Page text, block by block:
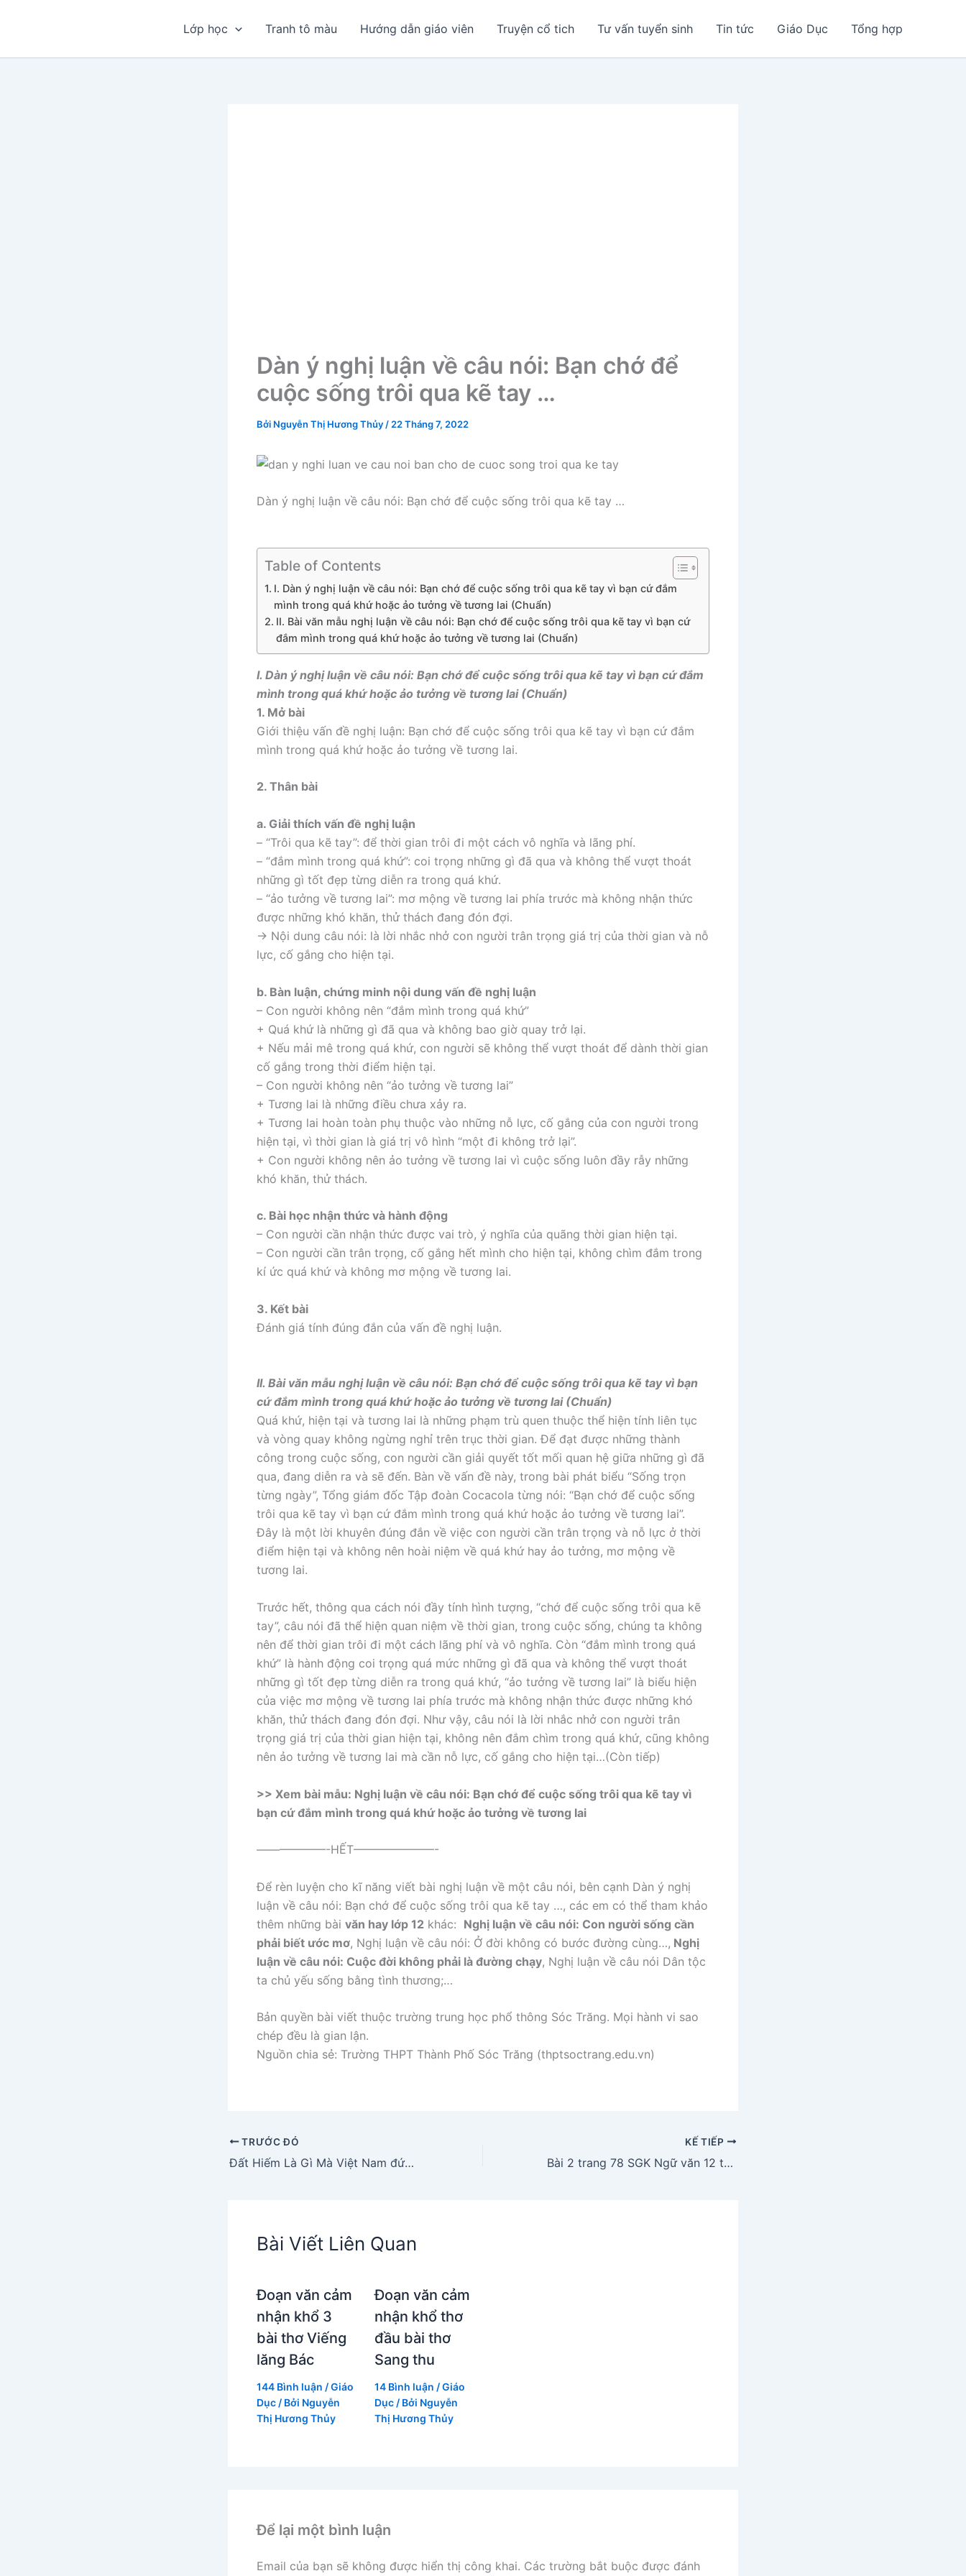
Lớp học Tranh tô màu Hướng dẫn giáo viên Truyện cổ tich Tư vấn tuyển sinh Tin tức Giáo Dục Tổng hợp
Dàn ý nghị luận về câu nói: Bạn chớ để
cuộc sống trôi qua kẽ tay …
Bởi Nguyễn Thị Hương Thủy / 22 Tháng 7, 2022
Dàn ý nghị luận về câu nói: Bạn chớ để cuộc sống trôi qua kẽ tay …
Table of Contents
I. Dàn ý nghị luận về câu nói: Bạn chớ để cuộc sống trôi qua kẽ tay vì bạn cứ đắm
mình trong quá khứ hoặc ảo tưởng về tương lai (Chuẩn)
II. Bài văn mẫu nghị luận về câu nói: Bạn chớ để cuộc sống trôi qua kẽ tay vì bạn cứ
đắm mình trong quá khứ hoặc ảo tưởng về tương lai (Chuẩn)
I. Dàn ý nghị luận về câu nói: Bạn chớ để cuộc sống trôi qua kẽ tay vì bạn cứ đắm
mình trong quá khứ hoặc ảo tưởng về tương lai (Chuẩn)
1. Mở bài
Giới thiệu vấn đề nghị luận: Bạn chớ để cuộc sống trôi qua kẽ tay vì bạn cứ đắm
mình trong quá khứ hoặc ảo tưởng về tương lai.
2. Thân bài
a. Giải thích vấn đề nghị luận
– “Trôi qua kẽ tay”: để thời gian trôi đi một cách vô nghĩa và lãng phí.
– “đắm mình trong quá khứ”: coi trọng những gì đã qua và không thể vượt thoát
những gì tốt đẹp từng diễn ra trong quá khứ.
– “ảo tưởng về tương lai”: mơ mộng về tương lai phía trước mà không nhận thức
được những khó khăn, thử thách đang đón đợi.
→ Nội dung câu nói: là lời nhắc nhở con người trân trọng giá trị của thời gian và nỗ
lực, cố gắng cho hiện tại.
b. Bàn luận, chứng minh nội dung vấn đề nghị luận
– Con người không nên “đắm mình trong quá khứ”
+ Quá khứ là những gì đã qua và không bao giờ quay trở lại.
+ Nếu mải mê trong quá khứ, con người sẽ không thể vượt thoát để dành thời gian
cố gắng trong thời điểm hiện tại.
– Con người không nên “ảo tưởng về tương lai”
+ Tương lai là những điều chưa xảy ra.
+ Tương lai hoàn toàn phụ thuộc vào những nỗ lực, cố gắng của con người trong
hiện tại, vì thời gian là giá trị vô hình “một đi không trở lại”.
+ Con người không nên ảo tưởng về tương lai vì cuộc sống luôn đầy rẫy những
khó khăn, thử thách.
c. Bài học nhận thức và hành động
– Con người cần nhận thức được vai trò, ý nghĩa của quãng thời gian hiện tại.
– Con người cần trân trọng, cố gắng hết mình cho hiện tại, không chìm đắm trong
kí ức quá khứ và không mơ mộng về tương lai.
3. Kết bài
Đánh giá tính đúng đắn của vấn đề nghị luận.
II. Bài văn mẫu nghị luận về câu nói: Bạn chớ để cuộc sống trôi qua kẽ tay vì bạn
cứ đắm mình trong quá khứ hoặc ảo tưởng về tương lai (Chuẩn)
Quá khứ, hiện tại và tương lai là những phạm trù quen thuộc thể hiện tính liên tục
và vòng quay không ngừng nghỉ trên trục thời gian. Để đạt được những thành
công trong cuộc sống, con người cần giải quyết tốt mối quan hệ giữa những gì đã
qua, đang diễn ra và sẽ đến. Bàn về vấn đề này, trong bài phát biểu “Sống trọn
từng ngày”, Tổng giám đốc Tập đoàn Cocacola từng nói: “Bạn chớ để cuộc sống
trôi qua kẽ tay vì bạn cứ đắm mình trong quá khứ hoặc ảo tưởng về tương lai”.
Đây là một lời khuyên đúng đắn về việc con người cần trân trọng và nỗ lực ở thời
điểm hiện tại và không nên hoài niệm về quá khứ hay ảo tưởng, mơ mộng về
tương lai.
Trước hết, thông qua cách nói đầy tính hình tượng, “chớ để cuộc sống trôi qua kẽ
tay”, câu nói đã thể hiện quan niệm về thời gian, trong cuộc sống, chúng ta không
nên để thời gian trôi đi một cách lãng phí và vô nghĩa. Còn “đắm mình trong quá
khứ” là hành động coi trọng quá mức những gì đã qua và không thể vượt thoát
những gì tốt đẹp từng diễn ra trong quá khứ, “ảo tưởng về tương lai” là biểu hiện
của việc mơ mộng về tương lai phía trước mà không nhận thức được những khó
khăn, thử thách đang đón đợi. Như vậy, câu nói là lời nhắc nhở con người trân
trọng giá trị của thời gian hiện tại, không nên đắm chìm trong quá khứ, cũng không
nên ảo tưởng về tương lai mà cần nỗ lực, cố gắng cho hiện tại…(Còn tiếp)
>> Xem bài mẫu: Nghị luận về câu nói: Bạn chớ để cuộc sống trôi qua kẽ tay vì
bạn cứ đắm mình trong quá khứ hoặc ảo tưởng về tương lai
——————-HẾT———————-
Để rèn luyện cho kĩ năng viết bài nghị luận về một câu nói, bên cạnh Dàn ý nghị
luận về câu nói: Bạn chớ để cuộc sống trôi qua kẽ tay …, các em có thể tham khảo
thêm những bài văn hay lớp 12 khác: Nghị luận về câu nói: Con người sống cần
phải biết ước mơ, Nghị luận về câu nói: Ở đời không có bước đường cùng…, Nghị
luận về câu nói: Cuộc đời không phải là đường chạy, Nghị luận về câu nói Dân tộc
ta chủ yếu sống bằng tình thương;…
Bản quyền bài viết thuộc trường trung học phổ thông Sóc Trăng. Mọi hành vi sao
chép đều là gian lận.
Nguồn chia sẻ: Trường THPT Thành Phố Sóc Trăng (thptsoctrang.edu.vn)
TRƯỚC ĐÓ
Đất Hiếm Là Gì Mà Việt Nam đứng Thứ 3 Thế Giới Về Tiềm Năng
KẾ TIẾP
Bài 2 trang 78 SGK Ngữ văn 12 tập 2
Bài Viết Liên Quan
Đoạn văn cảm
nhận khổ 3
bài thơ Viếng
lăng Bác
144 Bình luận /Giáo
Dục / Bởi Nguyễn
Thị Hương Thủy
Đoạn văn cảm
nhận khổ thơ
đầu bài thơ
Sang thu
14 Bình luận /Giáo
Dục/ Bởi Nguyễn
Thị Hương Thủy
Để lại một bình luận
Email của bạn sẽ không được hiển thị công khai. Các trường bắt buộc được đánh